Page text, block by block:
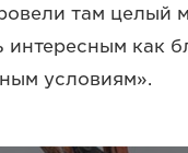
там целый
интересным как
условиям».